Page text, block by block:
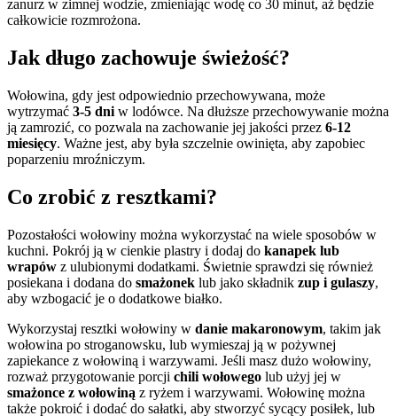
zanurz w zimnej wodzie, zmieniając wodę co 30 minut, aż będzie
całkowicie rozmrożona.
Jak długo zachowuje świeżość?
Wołowina, gdy jest odpowiednio przechowywana, może
wytrzymać 3-5 dni w lodówce. Na dłuższe przechowywanie można
ją zamrozić, co pozwala na zachowanie jej jakości przez 6-12
miesięcy. Ważne jest, aby była szczelnie owinięta, aby zapobiec
poparzeniu mroźniczym.
Co zrobić z resztkami?
Pozostałości wołowiny można wykorzystać na wiele sposobów w
kuchni. Pokrój ją w cienkie plastry i dodaj do kanapek lub
wrapów z ulubionymi dodatkami. Świetnie sprawdzi się również
posiekana i dodana do smażonek lub jako składnik zup i gulaszy,
aby wzbogacić je o dodatkowe białko.
Wykorzystaj resztki wołowiny w danie makaronowym, takim jak
wołowina po stroganowsku, lub wymieszaj ją w pożywnej
zapiekance z wołowiną i warzywami. Jeśli masz dużo wołowiny,
rozważ przygotowanie porcji chili wołowego lub użyj jej w
smażonce z wołowiną z ryżem i warzywami. Wołowinę można
także pokroić i dodać do sałatki, aby stworzyć sycący posiłek, lub